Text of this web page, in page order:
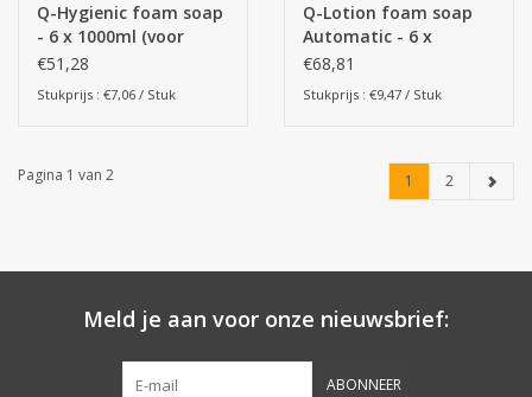
Q-Hygienic foam soap
- 6 x 1000ml (voor
handmatige dispenser)
€51,28
Stukprijs : €7,06 / Stuk
Q-Lotion foam soap
Automatic - 6 x
1000ml
€68,81
Stukprijs : €9,47 / Stuk
Pagina 1 van 2 1 2
Meld je aan voor onze nieuwsbrief:
ABONNEER